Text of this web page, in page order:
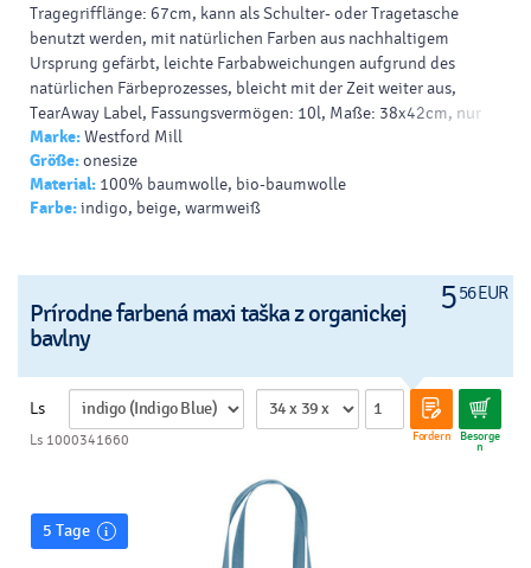
Tragegrifflänge: 67cm, kann als Schulter- oder Tragetasche
benutzt werden, mit natürlichen Farben aus nachhaltigem
Ursprung gefärbt, leichte Farbabweichungen aufgrund des
natürlichen Färbeprozesses, bleicht mit der Zeit weiter aus,
TearAway Label, Fassungsvermögen: 10l, Maße: 38x42cm, nur
mit einem Schwamm reinigen, nicht waschen.
Marke:Westford Mill
Größe:onesize
Material: 100% baumwolle, bio-baumwolle
Farbe:indigo, beige, warmweiß
556 EUR
Prírodne farbená maxi taška z organickej
bavlny
Ls
Fordern Besorge
n
Ls 1000341660
5 Tage